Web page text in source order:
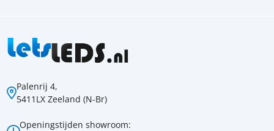
Palenrij 4,
5411LX Zeeland (N-Br)
Openingstijden showroom: